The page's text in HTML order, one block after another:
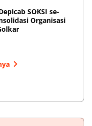
SOKSI se-
Organisasi